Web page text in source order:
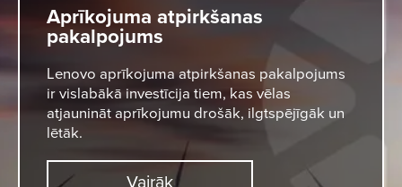
Aprīkojuma atpirkšanas
pakalpojums
Lenovo aprīkojuma atpirkšanas pakalpojums
ir vislabākā investīcija tiem, kas vēlas
atjaunināt aprīkojumu drošāk, ilgtspējīgāk un
lētāk.
Vairāk